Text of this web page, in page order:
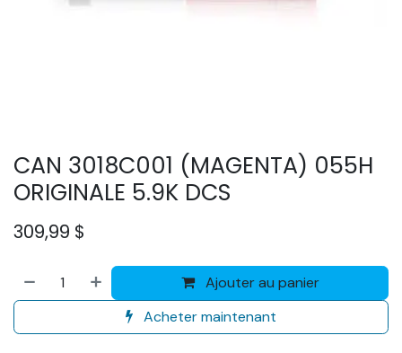
CAN 3018C001 (MAGENTA) 055H
ORIGINALE 5.9K DCS
309,99 $
Ajouter au panier
Acheter maintenant